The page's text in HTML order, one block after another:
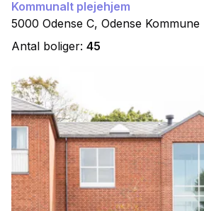
Kommunalt plejehjem
5000 Odense C, Odense Kommune
Antal boliger: 45